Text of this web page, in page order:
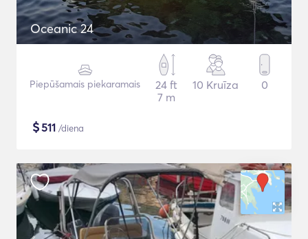
Oceanic 24
Piepūšamais piekaramais
24 ft
7 m
10 Kruīza 0
$511 /diena